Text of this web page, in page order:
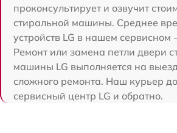
проконсультирует и озвучит
стиральной машины. Среднее
устройств LG в нашем сервисном
Ремонт или замена петли двери
машины LG выполняется на
сложного ремонта. Наш курьер
сервисный центр LG и обратно.